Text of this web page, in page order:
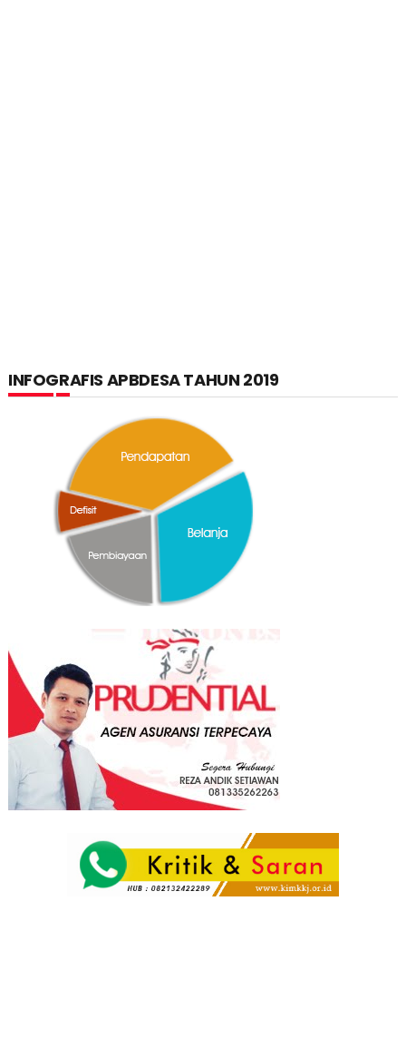
INFOGRAFIS APBDESA TAHUN 2019